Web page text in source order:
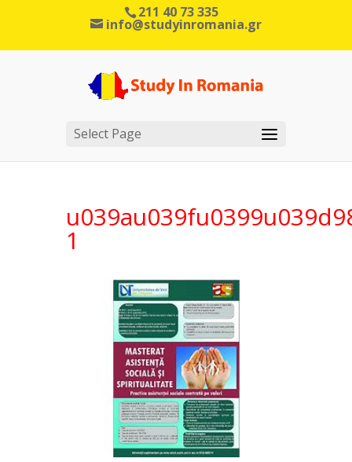
211 40 73 335
info@studyinromania.gr
Select Page
1